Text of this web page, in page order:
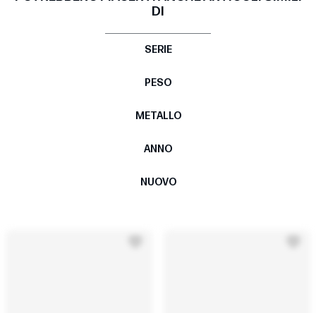
DI
SERIE
PESO
METALLO
ANNO
NUOVO